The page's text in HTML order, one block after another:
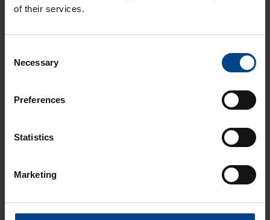
of their services.
Selection
Necessary
Preferences
Statistics
Marketing
5.8.2026
Uusi UTUBoX –
auton
tarjontaa
Finelcompin kanssa